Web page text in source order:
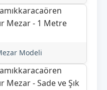
Modeli